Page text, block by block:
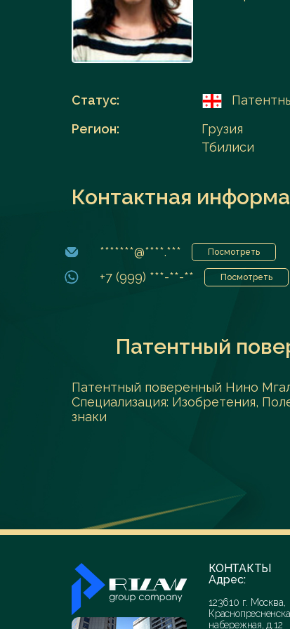
Перейти в каталог
Статус:
Регион:
Грузия
Тбилиси
Контактная
*******@****.*** Посмотреть
+7 (999) ***-**-** Посмотреть
Патентный
Патентный поверенный Нино
Специализация: Изобретения,
знаки
КОНТАКТЫ
Адрес:
123610 г. Москва,
набережная, д.12